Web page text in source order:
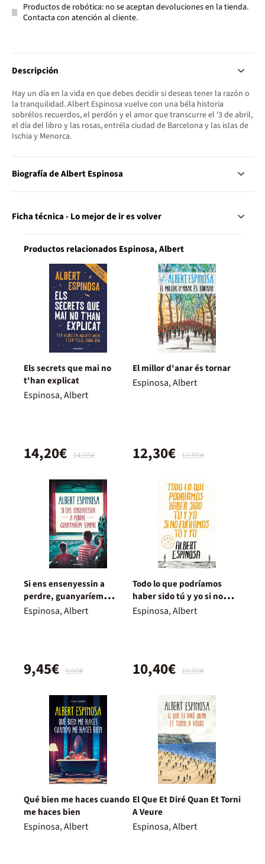
Productos de robótica: no se aceptan devoluciones en la tienda.
Contacta con atención al cliente.
Descripción
Hay un día en la vida en que debes decidir si deseas tener la razón o
la tranquilidad. Albert Espinosa vuelve con una béla historia
sobrélos recuerdos, el perdón y el amor que transcurre el '3 de abril,
el día del libro y las rosas, entréla ciudad de Barcelona y las islas de
Ischia y Menorca.
Biografía de Albert Espinosa
Ficha técnica - Lo mejor de ir es volver
Productos relacionados Espinosa, Albert
Els secrets que mai no
t'han explicat
Espinosa, Albert
14,95€
14,20€
El millor d'anar és tornar
Espinosa, Albert
12,95€
12,30€
Si ens ensenyessin a
perdre, guanyaríem
sempre
Espinosa, Albert
9,95€
9,45€
Todo lo que podríamos
haber sido tú y yo si no
fuéramos tú y yo
Espinosa, Albert
10,95€
10,40€
Qué bien me haces cuando
me haces bien
Espinosa, Albert
El Que Et Diré Quan Et Torni
A Veure
Espinosa, Albert